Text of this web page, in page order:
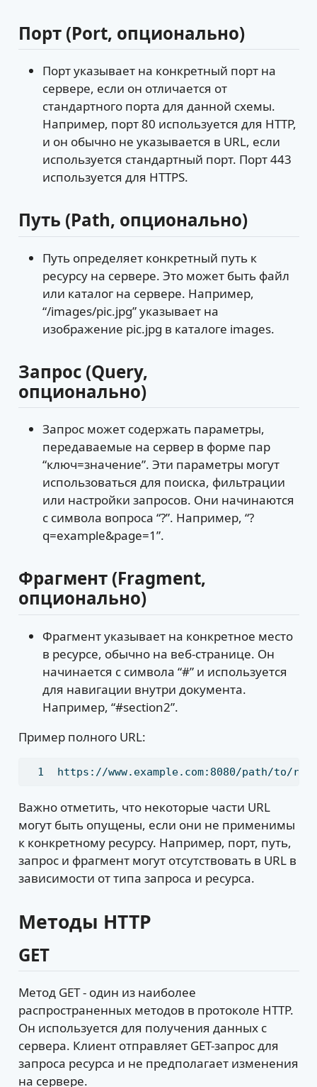
Порт (Port, опционально)
Порт указывает на конкретный порт на
сервере, если он отличается от
стандартного порта для данной схемы.
Например, порт 80 используется для HTTP,
и он обычно не указывается в URL, если
используется стандартный порт. Порт 443
используется для HTTPS.
Путь (Path, опционально)
Путь определяет конкретный путь к
ресурсу на сервере. Это может быть файл
или каталог на сервере. Например,
“/images/pic.jpg” указывает на
изображение pic.jpg в каталоге images.
Запрос (Query,
опционально)
Запрос может содержать параметры,
передаваемые на сервер в форме пар
“ключ=значение”. Эти параметры могут
использоваться для поиска, фильтрации
или настройки запросов. Они начинаются
с символа вопроса “?”. Например, “?
q=example&page=1”.
Фрагмент (Fragment,
опционально)
Фрагмент указывает на конкретное место
в ресурсе, обычно на веб-странице. Он
начинается с символа “#” и используется
для навигации внутри документа.
Например, “#section2”.
Пример полного URL:
https://www.example.com:8080/path/to/
Важно отметить, что некоторые части URL
могут быть опущены, если они не применимы
к конкретному ресурсу. Например, порт, путь,
запрос и фрагмент могут отсутствовать в URL в
зависимости от типа запроса и ресурса.
Методы HTTP
GET
Метод GET - один из наиболее
распространенных методов в протоколе HTTP.
Он используется для получения данных с
сервера. Клиент отправляет GET-запрос для
запроса ресурса и не предполагает изменения
на сервере.